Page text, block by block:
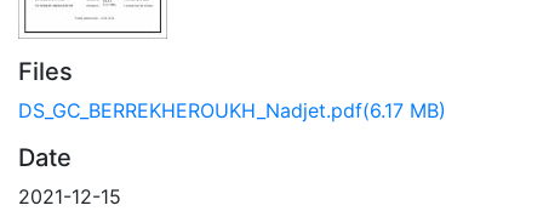
Files
DS_GC_BERREKHEROUKH_Nadjet.pdf(6.17 MB)
Date
2021-12-15